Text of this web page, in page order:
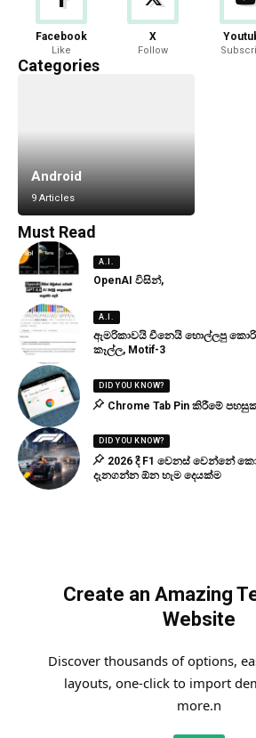
Facebook
Like
X
Follow
Categories
Android
9 Articles
Must Read
A.I.
OpenAI විසින්,
A.I.
ඇමරිකාවයි චීනෙයි හොල්ලපු
කෑල්ල, Motif-3
DID YOU KNOW?
Chrome Tab Pin කිරීමේ
DID YOU KNOW?
2026 දී F1 වෙනස් වෙන්නේ
දැනගන්න ඕන හැම දෙයක්ම
Create an Amazing
Website
Discover thousands of options,
layouts, one-click to import
more.n